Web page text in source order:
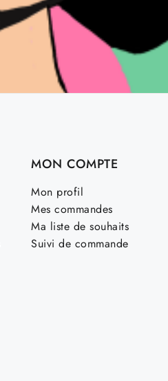
MON COMPTE
Mon profil
Mes commandes
Ma liste de souhaits
Suivi de commande